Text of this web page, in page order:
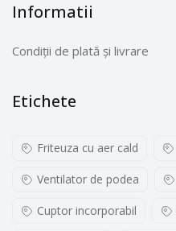
Informatii
Condiții de plată și livrare
Etichete
Friteuza cu aer cald
Ventilator de podea
Cuptor incorporabil